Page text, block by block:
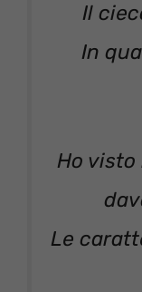
Il
In
Ho visto
Le